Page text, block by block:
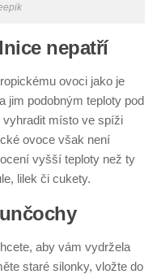
nepatří
ovoci jako je
jim podobným teploty pod
vyhradit místo ve spíži
ovoce však není
vyšší teploty než ty
lilek či cukety.
aby vám vydržela
staré silonky, vložte do